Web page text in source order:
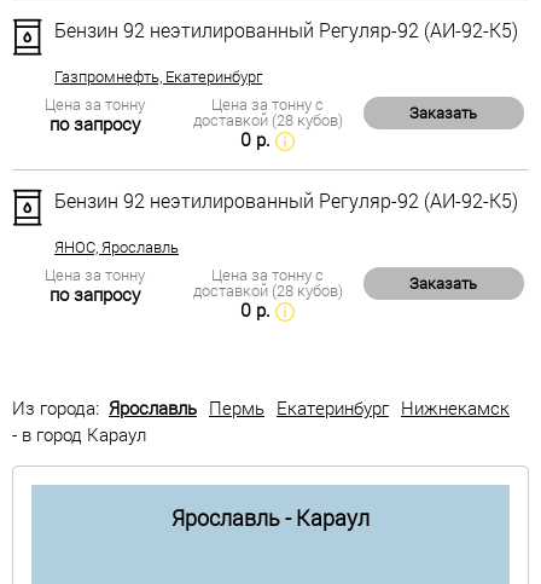
Бензин 92 неэтилированный Регуляр-92 (АИ-92-К5)
Газпромнефть, Екатеринбург
Цена за тонну
по запросу
Цена за тонну с
доставкой (28 кубов)
0 р.
Заказать
Бензин 92 неэтилированный Регуляр-92 (АИ-92-К5)
ЯНОС, Ярославль
Цена за тонну
по запросу
Цена за тонну с
доставкой (28 кубов)
0 р.
Заказать
Из города: Ярославль Пермь Екатеринбург Нижнекамск
- в город Караул
Ярославль - Караул